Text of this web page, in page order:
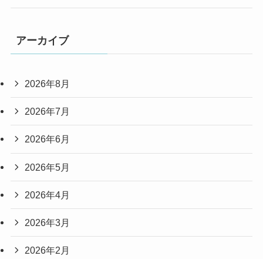
アーカイブ
2026年8月
2026年7月
2026年6月
2026年5月
2026年4月
2026年3月
2026年2月